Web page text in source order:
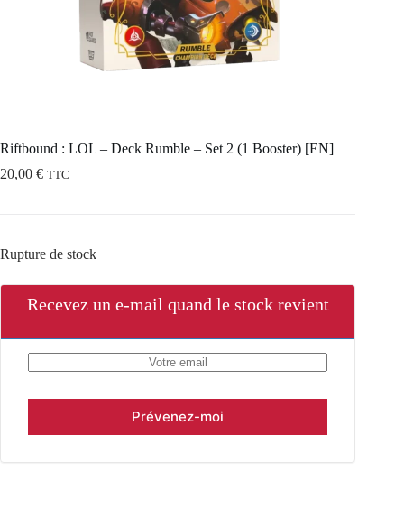
Riftbound : LOL – Deck Rumble – Set 2 (1 Booster) [EN]
20,00 € TTC
Rupture de stock
Recevez un e-mail quand le stock revient